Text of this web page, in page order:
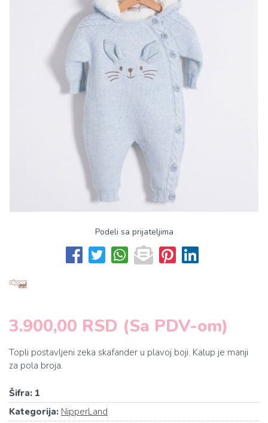
Podeli sa prijateljima
3.900,00 RSD (Sa PDV-om)
Topli postavljeni zeka skafander u plavoj boji. Kalup je manji
za pola broja.
Šifra: 1
Kategorija: NipperLand